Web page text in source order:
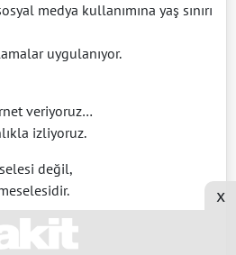
medya kullanımına yaş sınırı
uygulanıyor.
veriyoruz…
izliyoruz.
değil,
x